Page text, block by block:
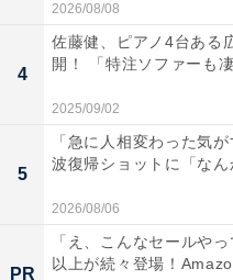
2026/08/08
4
佐藤健、ピアノ4台ある
開！ 「特注ソファーも
2025/09/02
5
「急に人相変わった気
波復帰ショットに「な
2026/08/06
PR
「え、こんなセールや
以上が続々登場！